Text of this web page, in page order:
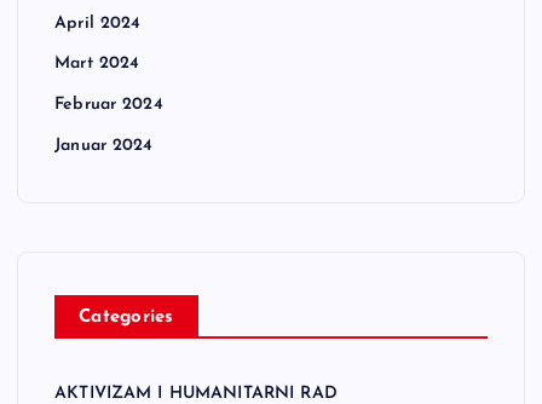
April 2024
Mart 2024
Februar 2024
Januar 2024
Categories
AKTIVIZAM I HUMANITARNI RAD